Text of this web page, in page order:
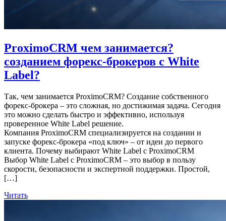
ProximoCRM чем занимается?
созданием форекс-брокеров с White
Label?
Так, чем занимается ProximoCRM? Создание собственного
форекс-брокера – это сложная, но достижимая задача. Сегодня
это можно сделать быстро и эффективно, используя
проверенное White Label решение.
Компания ProximoCRM специализируется на создании и
запуске форекс-брокера «под ключ» – от идеи до первого
клиента. Почему выбирают White Label с ProximoCRM
Выбор White Label с ProximoCRM – это выбор в пользу
скорости, безопасности и экспертной поддержки. Простой,
[…]
Читать